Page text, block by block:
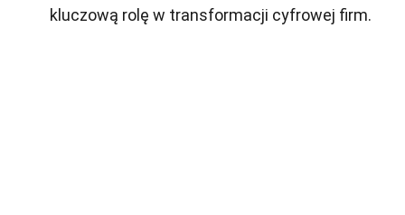
kluczową rolę w transformacji cyfrowej firm.